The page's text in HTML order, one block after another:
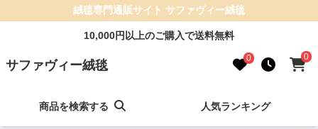
絨毯専門通販サイト サファヴィー絨毯
10,000円以上のご購入で送料無料
サファヴィー絨毯 0 0
商品を検索する 人気ランキング